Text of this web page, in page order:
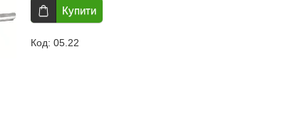
Купити
05.22